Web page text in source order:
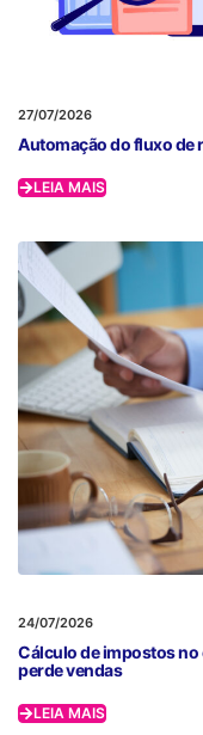
27/07/2026
Automação do fluxo de
LEIA MAIS
24/07/2026
Cálculo de impostos
perde vendas
LEIA MAIS